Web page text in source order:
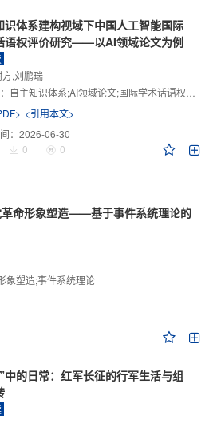
识体系建构视域下中国人工智能国际
语权评价研究——以AI领域论文为例
方,刘鹏瑞
自主知识体系;AI领域论文;国际学术话语权评价;学术影响力;学术感知力;学术传播力;学术引领力
<引用本文>
： 2026-06-30
0 | 0
革命形象塑造——基于事件系统理论的
象塑造;事件系统理论
中的日常：红军长征的行军生活与组